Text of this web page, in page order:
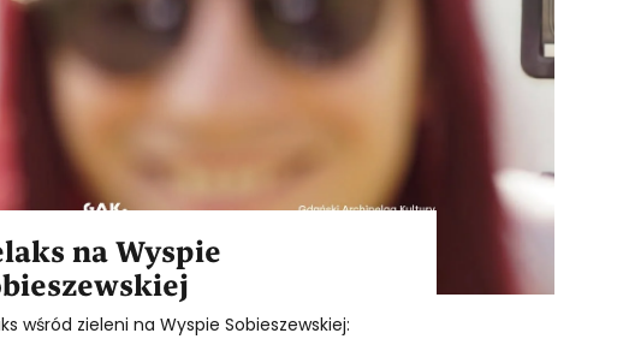
na Wyspie
wśród zieleni na Wyspie Sobieszewskiej: